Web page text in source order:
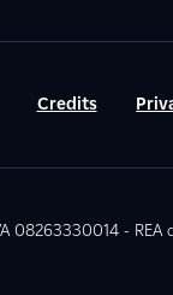
Credits
08263330014 - REA